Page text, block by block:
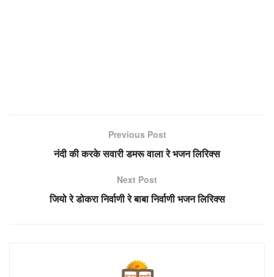
Previous Post
नंदी की करके सवारी डमरू वाला रे भजन लिरिक्स
Next Post
जियो रे डोकरा निर्वाणी रे बाबा निर्वाणी भजन लिरिक्स